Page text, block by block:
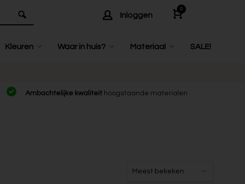
Inloggen
0
Kleuren Waar in huis? Materiaal SALE!
Ambachtelijke kwaliteit hoogstaande materialen